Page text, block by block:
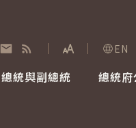
展開字級選單
EN
總統與副總統 總統府